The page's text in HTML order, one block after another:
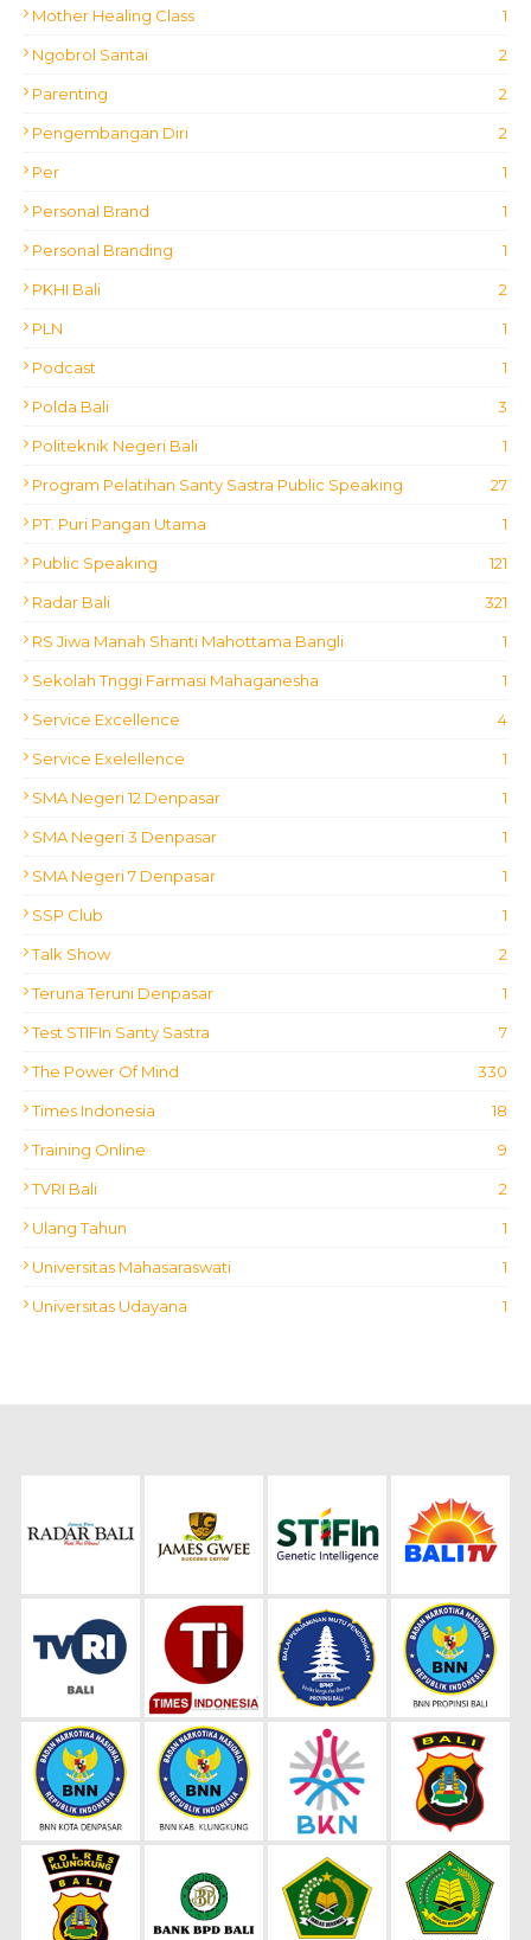
Mother Healing Class 1
Ngobrol Santai 2
Parenting 2
Pengembangan Diri 2
Per 1
Personal Brand 1
Personal Branding 1
PKHI Bali 2
PLN 1
Podcast 1
Polda Bali 3
Politeknik Negeri Bali 1
Program Pelatihan Santy Sastra Public Speaking 27
PT. Puri Pangan Utama 1
Public Speaking 121
Radar Bali 321
RS Jiwa Manah Shanti Mahottama Bangli 1
Sekolah Tnggi Farmasi Mahaganesha 1
Service Excellence 4
Service Exelellence 1
SMA Negeri 12 Denpasar 1
SMA Negeri 3 Denpasar 1
SMA Negeri 7 Denpasar 1
SSP Club 1
Talk Show 2
Teruna Teruni Denpasar 1
Test STIFIn Santy Sastra 7
The Power Of Mind 330
Times Indonesia 18
Training Online 9
TVRI Bali 2
Ulang Tahun 1
Universitas Mahasaraswati 1
Universitas Udayana 1